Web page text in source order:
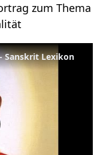
zum Thema
Sanskrit Lexikon